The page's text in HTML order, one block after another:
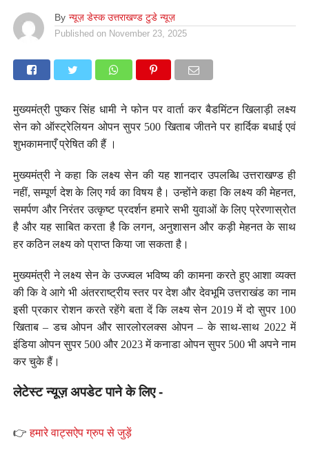
By न्यूज़ डेस्क उत्तराखण्ड टुडे न्यूज़
Published on November 23, 2025
मुख्यमंत्री पुष्कर सिंह धामी ने फोन पर वार्ता कर बैडमिंटन खिलाड़ी लक्ष्य
सेन को ऑस्ट्रेलियन ओपन सुपर 500 खिताब जीतने पर हार्दिक बधाई एवं
शुभकामनाएँ प्रेषित की हैं ।
मुख्यमंत्री ने कहा कि लक्ष्य सेन की यह शानदार उपलब्धि उत्तराखण्ड ही
नहीं, सम्पूर्ण देश के लिए गर्व का विषय है। उन्होंने कहा कि लक्ष्य की मेहनत,
समर्पण और निरंतर उत्कृष्ट प्रदर्शन हमारे सभी युवाओं के लिए प्रेरणास्रोत
है और यह साबित करता है कि लगन, अनुशासन और कड़ी मेहनत के साथ
हर कठिन लक्ष्य को प्राप्त किया जा सकता है।
मुख्यमंत्री ने लक्ष्य सेन के उज्ज्वल भविष्य की कामना करते हुए आशा व्यक्त
की कि वे आगे भी अंतरराष्ट्रीय स्तर पर देश और देवभूमि उत्तराखंड का नाम
इसी प्रकार रोशन करते रहेंगे बता दें कि लक्ष्य सेन 2019 में दो सुपर 100
खिताब – डच ओपन और सारलोरलक्स ओपन – के साथ-साथ 2022 में
इंडिया ओपन सुपर 500 और 2023 में कनाडा ओपन सुपर 500 भी अपने नाम
कर चुके हैं।
लेटेस्ट न्यूज़ अपडेट पाने के लिए -
👉हमारे वाट्सऐप ग्रुप से जुड़ें